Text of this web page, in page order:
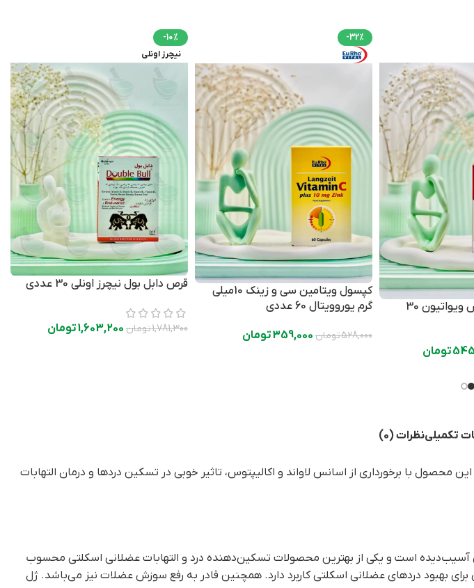
سافت ژل فروسیس ویواتیون 30
تومان
-32%
کپسول ویتامین سی و زینک 10میلی
گرم یوروویتال 60 عددی
528,000تومان359,000تومان
-10%
نیچرز اونلی
قرص دابل بول نیچرز اونلی 30 عددی
1,781,300تومان 1,603,200تومان
تکمیلینظرات (0)
با برخورداری از اسانس لاواند و اکالیپتوس، تاثیر خوبی در تسکین دردها و درمان التهابات
آسیب‌دیده است و یکی از بهترین محصولات تسکین‌دهنده درد و التهابات عضلانی اسکلتی محسوب
بهبود دردهای عضلانی اسکلتی کاربرد دارد. همچنین قادر به رفع سوزش عضلات نیز می‌باشد. ژل